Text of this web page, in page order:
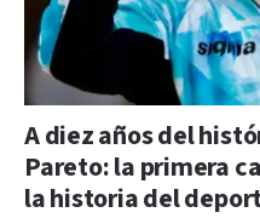
A diez años del
Pareto: la primera
la historia del